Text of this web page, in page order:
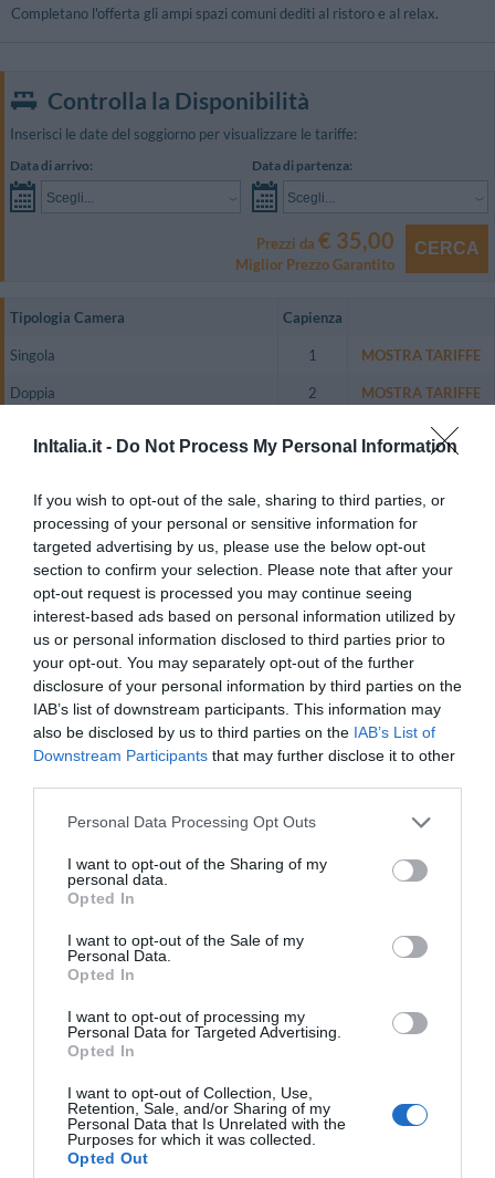
InItalia.it - Do Not Process My Personal Information
If you wish to opt-out of the sale, sharing to third parties, or
processing of your personal or sensitive information for
targeted advertising by us, please use the below opt-out
section to confirm your selection. Please note that after your
opt-out request is processed you may continue seeing
interest-based ads based on personal information utilized by
us or personal information disclosed to third parties prior to
your opt-out. You may separately opt-out of the further
disclosure of your personal information by third parties on the
IAB’s list of downstream participants. This information may
also be disclosed by us to third parties on the IAB’s List of
Downstream Participants that may further disclose it to other
Personal Data Processing Opt Outs
I want to opt-out of the Sharing of my
personal data.
Opted In
I want to opt-out of the Sale of my
Personal Data.
Opted In
I want to opt-out of processing my
Personal Data for Targeted Advertising.
Opted In
I want to opt-out of Collection, Use,
Retention, Sale, and/or Sharing of my
Personal Data that Is Unrelated with the
Purposes for which it was collected.
Opted Out
Completano l'offerta gli ampi spazi comuni dediti al ristoro e al relax.
Controlla la Disponibilità
Inserisci le date del soggiorno per visualizzare le tariffe:
Data di arrivo:
Scegli...
Data di partenza:
Scegli...
Prezzi da € 35,00
Miglior Prezzo Garantito
CERCA
Tipologia Camera Capienza
Singola 1 MOSTRA TARIFFE
Doppia 2 MOSTRA TARIFFE
MOSTRA TARIFFE
Quadrupla 4 MOSTRA TARIFFE
Doppia uso Singola 1 MOSTRA TARIFFE
Camera Familiare (2 Adulti + 2 Bambini) 4 MOSTRA TARIFFE
Le camere, ampie e luminose, sono tutte dotate di scrivania, TV color,
telefono, connessione Wi-Fi e via cavo a Internet, aria condizionata, servizi
privati. Alcune sono dotate di terrazzo privato, altre di angolo cottura e
salotto. .
Camere disponibili: Singola, Doppia, Matrimoniale, Tripla, Quadrupla,
Doppia uso Singola, Camera Familiare (2 Adulti + 2 Bambini).
Servizi Inclusi nel prezzo
comuni
Informazioni Turistiche
Parcheggio Interno Coperto
Sala TV
Ristorante e Bar
La struttura dispone di un un fornito bar con salotto e camino, una sala
Descrizione Sala Riunioni/Sala
Meeting/Sala Congressi
La sala Congressi di Villa Fico ha una capienza di 100 posti ed è fornita
delle migliori tecnologie e connessa a Internet.
Servizi a Pagamento
Bar della piscina
Check In e Check Out Rapidi
Connessione ad Internet
Cucina Tipica Locale
Deposito Bagagli
Equitazione
Escursioni
Internet Point
Caratteristiche dell'hotel
Camere Insonorizzate
Camere Non Fumatori
Camere familiari
Design hotel
Giardino
Hotel Business
Parco giochi per bambini